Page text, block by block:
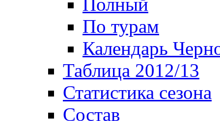
По турам
Календарь
Таблица 2012/13
Статистика сезона
Состав